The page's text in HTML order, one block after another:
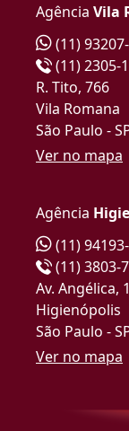
Agência Vila
(11)
(11) 2305-
R. Tito, 766
Vila Romana
São Paulo -
Ver no mapa
Agência
(11)
(11) 3803-
Av. Angélica,
Higienópolis
São Paulo -
Ver no mapa